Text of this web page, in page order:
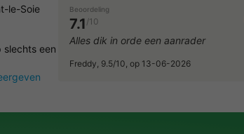
Beoordeling
7.1 /10
Alles dik in orde een aanrader
Freddy, 9.5/10, op 13-06-2026
le-Soie
slechts een